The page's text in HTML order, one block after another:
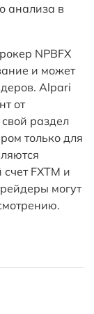
анализа в
NPBFX
и может
Alpari
от
раздел
только для
FXTM и
могут